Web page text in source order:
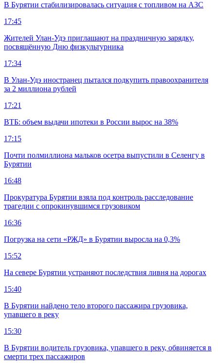
В Бурятии стабилизировалась ситуация с топливом на АЗС
17:45
Жителей Улан-Удэ приглашают на праздничную зарядку,
посвящённую Дню физкультурника
17:34
В Улан-Удэ иностранец пытался подкупить правоохранителя
за 2 миллиона рублей
17:21
ВТБ: объем выдачи ипотеки в России вырос на 38%
17:15
Почти полмиллиона мальков осетра выпустили в Селенгу в
Бурятии
16:48
Прокуратура Бурятии взяла под контроль расследование
трагедии с опрокинувшимся грузовиком
16:36
Погрузка на сети «РЖД» в Бурятии выросла на 0,3%
15:52
На севере Бурятии устраняют последствия ливня на дорогах
15:40
В Бурятии найдено тело второго пассажира грузовика,
упавшего в реку
15:30
В Бурятии водитель грузовика, упавшего в реку, обвиняется в
смерти трех пассажиров